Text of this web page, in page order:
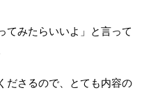
てみたらいいよ」と言って
ださるので、とても内容の